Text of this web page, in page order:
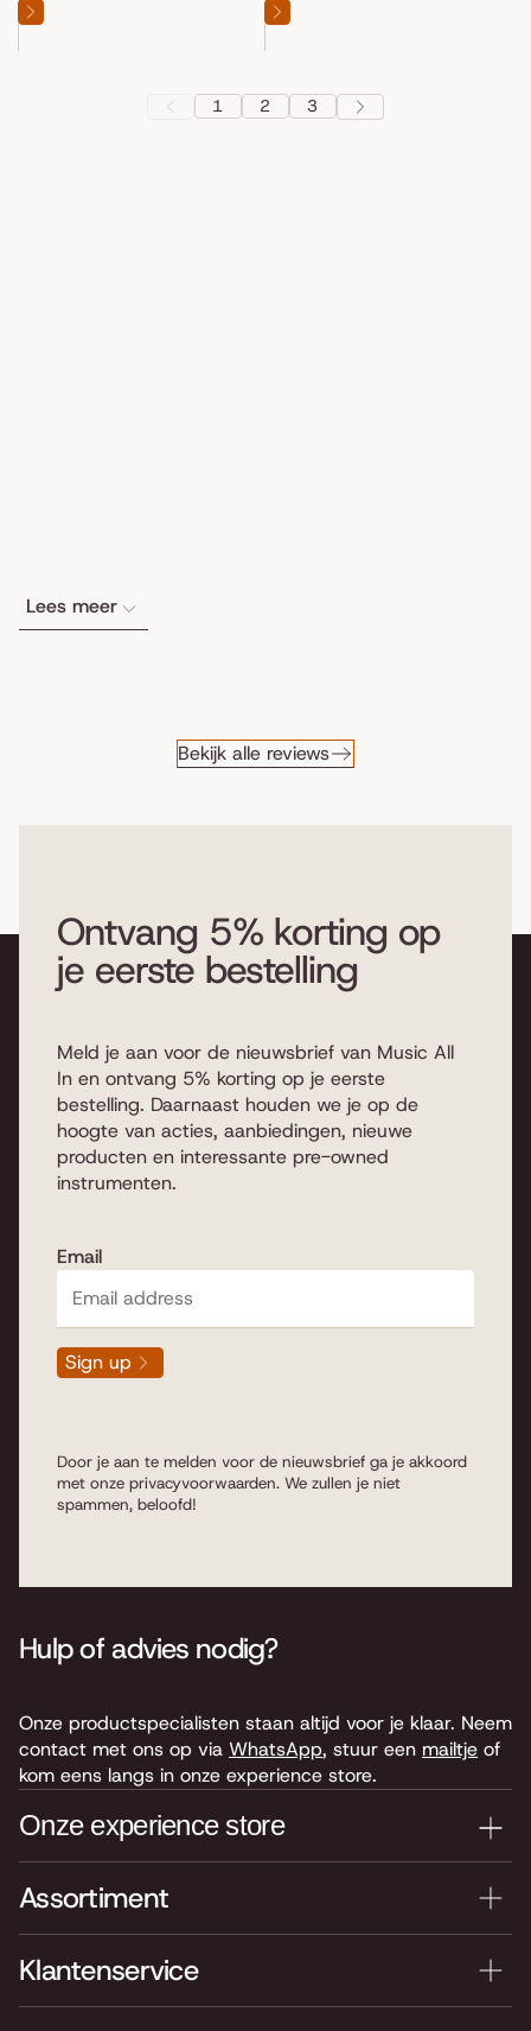
1 2 3
Lees meer
Bekijk alle reviews
Ontvang 5% korting op
je eerste bestelling
Meld je aan voor de nieuwsbrief van Music All
In en ontvang 5% korting op je eerste
bestelling. Daarnaast houden we je op de
hoogte van acties, aanbiedingen, nieuwe
producten en interessante pre-owned
instrumenten.
Email
Sign up
Door je aan te melden voor de nieuwsbrief ga je akkoord
met onze privacyvoorwaarden. We zullen je niet
spammen, beloofd!
Assortiment
Klantenservice
Hulp of advies nodig?
Onze productspecialisten staan altijd voor je klaar. Neem
contact met ons op via WhatsApp, stuur een mailtje of
kom eens langs in onze experience store.
Onze experience store
Je nieuwe instrument testen? Kom langs in onze winkel